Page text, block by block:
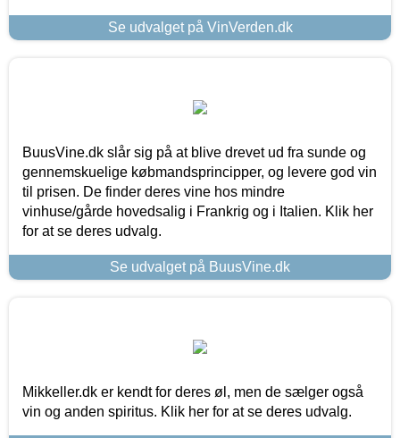
Se udvalget på VinVerden.dk
BuusVine.dk slår sig på at blive drevet ud fra sunde og
gennemskuelige købmandsprincipper, og levere god vin
til prisen. De finder deres vine hos mindre
vinhuse/gårde hovedsalig i Frankrig og i Italien. Klik her
for at se deres udvalg.
Se udvalget på BuusVine.dk
Mikkeller.dk er kendt for deres øl, men de sælger også
vin og anden spiritus. Klik her for at se deres udvalg.